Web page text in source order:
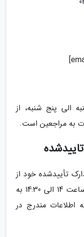
الی پنج شنبه، از
تأییدشده خود از
سفارت اتریش می توانید منحصرا از ساعت 14 الی 14:30 به
اطلاعات مندرج در